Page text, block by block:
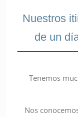
Nuestros
de un
Tenemos
Nos